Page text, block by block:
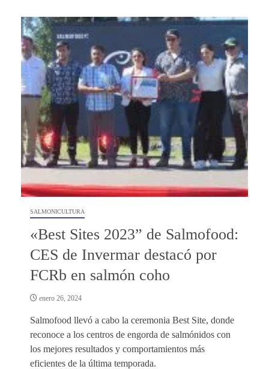
SALMONICULTURA
«Best Sites 2023” de Salmofood:
CES de Invermar destacó por
FCRb en salmón coho
enero 26, 2024
Salmofood llevó a cabo la ceremonia Best Site, donde
reconoce a los centros de engorda de salmónidos con
los mejores resultados y comportamientos más
eficientes de la última temporada.